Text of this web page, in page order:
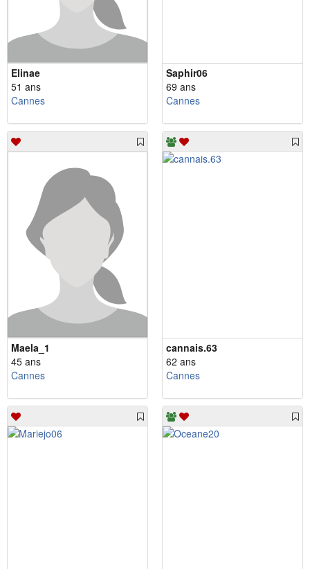
Elinae
51 ans
Cannes
Saphir06
69 ans
Cannes
Maela_1
45 ans
Cannes
cannais.63
62 ans
Cannes